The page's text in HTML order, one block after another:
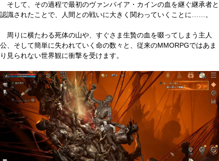
そして、その過程で最初のヴァンパイア・カインの血を継ぐ継承者と
認識されたことで、人間との戦いに大きく関わっていくことに……。
周りに横たわる死体の山や、すぐさま生贄の血を啜ってしまう主人
公、そして簡単に失われていく命の数々と、従来のMMORPGではあま
り見られない世界観に衝撃を受けます。